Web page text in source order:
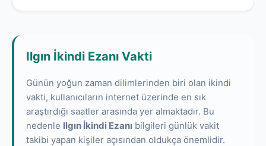
Ilgın İkindi Ezanı Vakti
Günün yoğun zaman dilimlerinden biri olan ikindi
vakti, kullanıcıların internet üzerinde en sık
araştırdığı saatler arasında yer almaktadır. Bu
nedenle Ilgın İkindi Ezanı bilgileri günlük vakit
takibi yapan kişiler açısından oldukça önemlidir.